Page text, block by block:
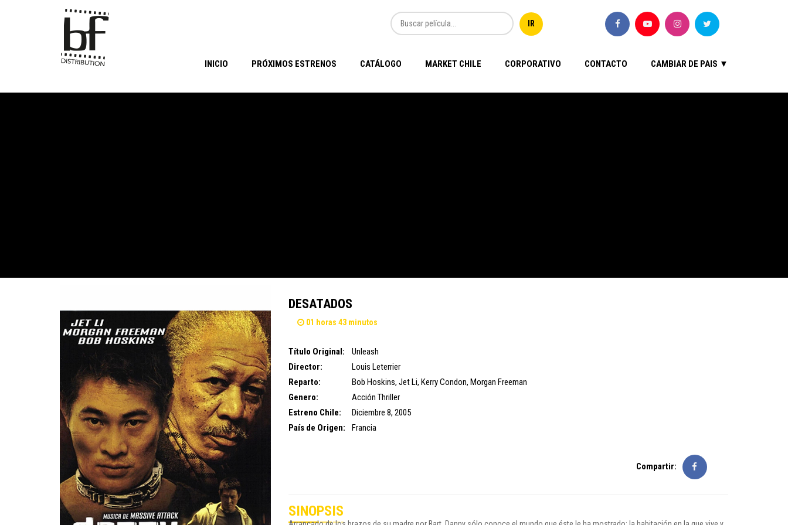
INICIO PRÓXIMOS ESTRENOS CATÁLOGO MARKET CHILE CORPORATIVO CONTACTO CAMBIAR DE PAIS ▼
DESATADOS
01 horas 43 minutos
Título Original:
Unleash
Director:
Louis Leterrier
Reparto:
Bob Hoskins, Jet Li, Kerry Condon, Morgan Freeman
Genero:
Acción Thriller
Estreno Chile:
Diciembre 8, 2005
País de Origen:
Francia
Compartir:
SINOPSIS